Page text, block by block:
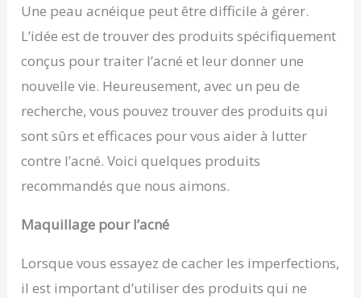
Une peau acnéique peut être difficile à gérer.
L’idée est de trouver des produits spécifiquement
conçus pour traiter l’acné et leur donner une
nouvelle vie. Heureusement, avec un peu de
recherche, vous pouvez trouver des produits qui
sont sûrs et efficaces pour vous aider à lutter
contre l’acné. Voici quelques produits
recommandés que nous aimons.
Maquillage pour l’acné
Lorsque vous essayez de cacher les imperfections,
il est important d’utiliser des produits qui ne